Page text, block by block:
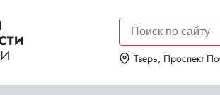
Тверь, Проспект